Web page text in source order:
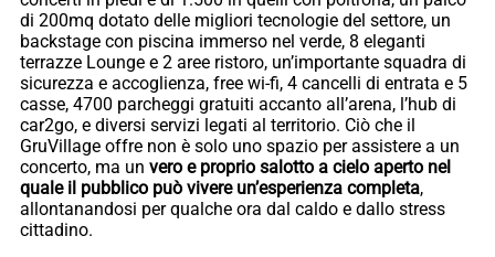
di 200mq dotato delle migliori tecnologie del settore, un
backstage con piscina immerso nel verde, 8 eleganti
terrazze Lounge e 2 aree ristoro, un’importante squadra di
sicurezza e accoglienza, free wi-fi, 4 cancelli di entrata e 5
casse, 4700 parcheggi gratuiti accanto all’arena, l’hub di
car2go, e diversi servizi legati al territorio. Ciò che il
GruVillage offre non è solo uno spazio per assistere a un
concerto, ma un vero e proprio salotto a cielo aperto nel
quale il pubblico può vivere un’esperienza completa,
allontanandosi per qualche ora dal caldo e dallo stress
cittadino.